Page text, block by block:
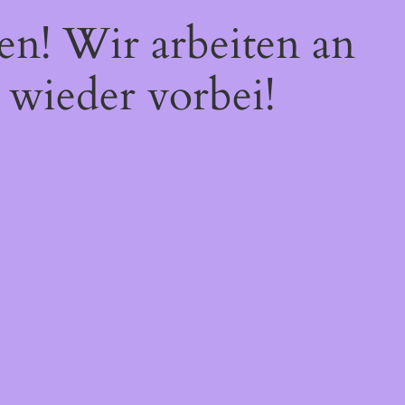
Wir arbeiten an
vorbei!